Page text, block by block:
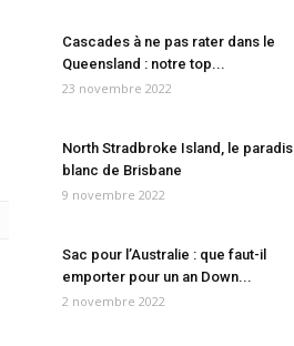
Cascades à ne pas rater dans le
Queensland : notre top...
23 novembre 2022
North Stradbroke Island, le paradis
blanc de Brisbane
9 novembre 2022
Sac pour l’Australie : que faut-il
emporter pour un an Down...
2 novembre 2022